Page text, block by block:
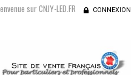
sur CNJY-LED.FR CONNEXION